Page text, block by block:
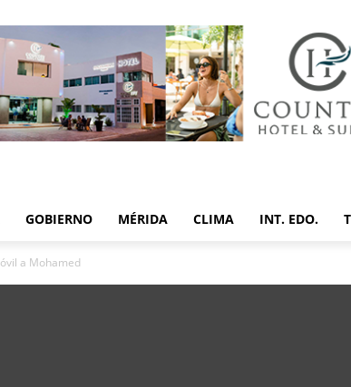
GOBIERNO MÉRIDA CLIMA INT. EDO.
a Mohamed